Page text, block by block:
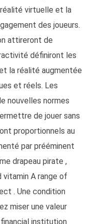
virtuelle et la
des joueurs.
attireront de
définiront les
la réalité augmentée
et réels. Les
nouvelles normes
de jouer sans
proportionnels au
par prééminent
drapeau pirate ,
vitamin A range of
. Une condition
miser une valeur
institution